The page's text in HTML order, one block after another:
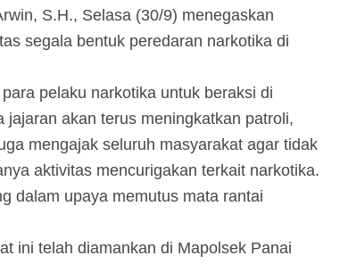
S.H., Selasa (30/9) menegaskan
segala bentuk peredaran narkotika di
pelaku narkotika untuk beraksi di
akan terus meningkatkan patroli,
mengajak seluruh masyarakat agar tidak
aktivitas mencurigakan terkait narkotika.
dalam upaya memutus mata rantai
ini telah diamankan di Mapolsek Panai